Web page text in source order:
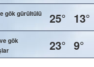
gök gürültülü
25° 13°
gök
23° 9°